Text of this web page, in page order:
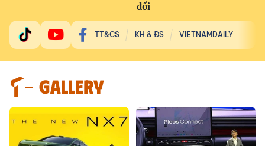
đổi
TT&CS KH & ĐS VIETNAMDAILY
GALLERY